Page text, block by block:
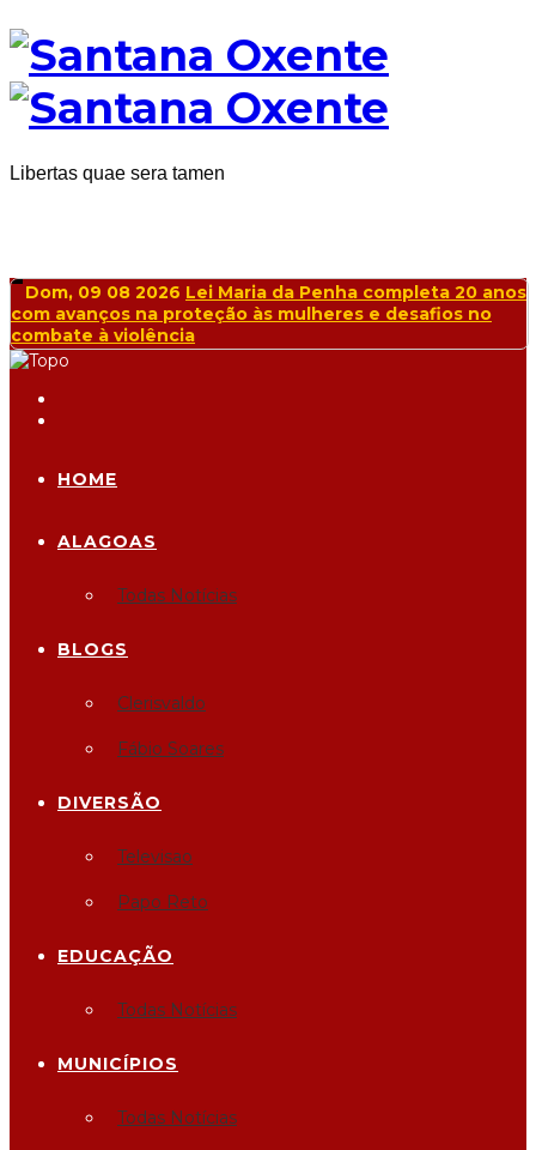
Libertas quae sera tamen
Dom, 09 08 2026 Lei Maria da Penha completa 20 anos
com avanços na proteção às mulheres e desafios no
combate à violência
HOME
ALAGOAS
Todas Notícias
BLOGS
Clerisvaldo
Fábio Soares
DIVERSÃO
Televisao
Papo Reto
EDUCAÇÃO
Todas Notícias
MUNICÍPIOS
Todas Notícias